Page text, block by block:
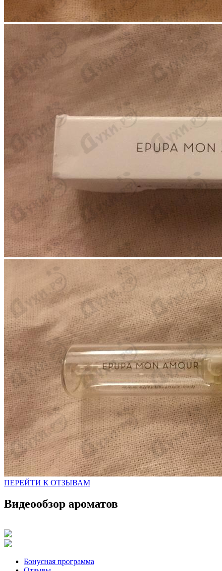
ПЕРЕЙТИ К ОТЗЫВАМ
Видеообзор ароматов
Бонусная программа